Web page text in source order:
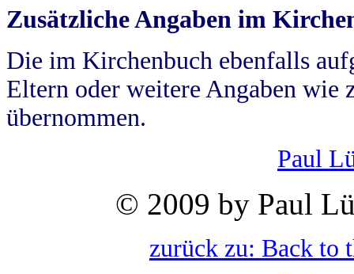
Zusätzliche Angaben im
Die im Kirchenbuch ebenfalls
Eltern oder weitere Angaben wie
übernommen.
Paul
© 2009 by Paul
zurück zu: Back to